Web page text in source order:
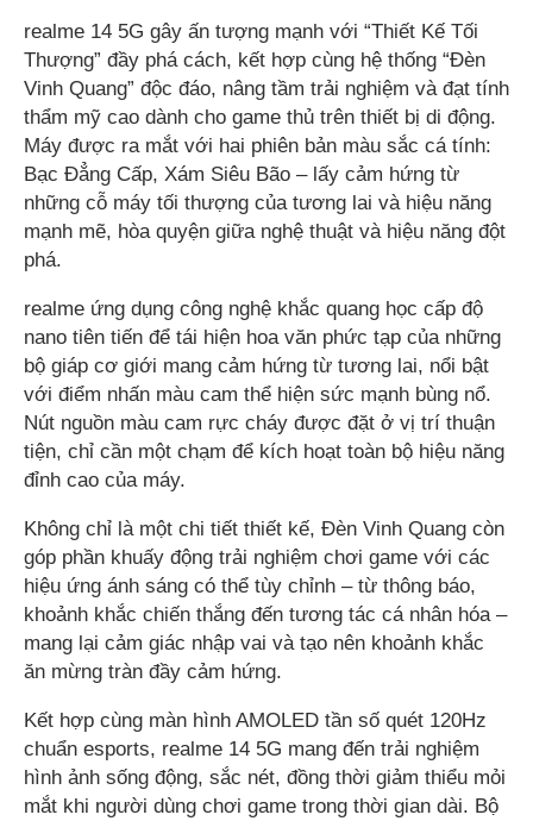
realme 14 5G gây ấn tượng mạnh với “Thiết Kế Tối
Thượng” đầy phá cách, kết hợp cùng hệ thống “Đèn
Vinh Quang” độc đáo, nâng tầm trải nghiệm và đạt tính
thẩm mỹ cao dành cho game thủ trên thiết bị di động.
Máy được ra mắt với hai phiên bản màu sắc cá tính:
Bạc Đẳng Cấp, Xám Siêu Bão – lấy cảm hứng từ
những cỗ máy tối thượng của tương lai và hiệu năng
mạnh mẽ, hòa quyện giữa nghệ thuật và hiệu năng đột
phá.
realme ứng dụng công nghệ khắc quang học cấp độ
nano tiên tiến để tái hiện hoa văn phức tạp của những
bộ giáp cơ giới mang cảm hứng từ tương lai, nổi bật
với điểm nhấn màu cam thể hiện sức mạnh bùng nổ.
Nút nguồn màu cam rực cháy được đặt ở vị trí thuận
tiện, chỉ cần một chạm để kích hoạt toàn bộ hiệu năng
đỉnh cao của máy.
Không chỉ là một chi tiết thiết kế, Đèn Vinh Quang còn
góp phần khuấy động trải nghiệm chơi game với các
hiệu ứng ánh sáng có thể tùy chỉnh – từ thông báo,
khoảnh khắc chiến thắng đến tương tác cá nhân hóa –
mang lại cảm giác nhập vai và tạo nên khoảnh khắc
ăn mừng tràn đầy cảm hứng.
Kết hợp cùng màn hình AMOLED tần số quét 120Hz
chuẩn esports, realme 14 5G mang đến trải nghiệm
hình ảnh sống động, sắc nét, đồng thời giảm thiểu mỏi
mắt khi người dùng chơi game trong thời gian dài. Bộ